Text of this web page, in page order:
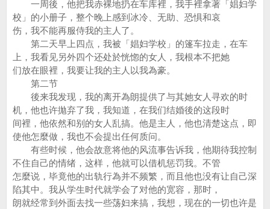
一周後，他把我赤裸地扔在车库裡，我手裡拿著「娼妇学
校」的小册子，整个晚上感到冰冷、无助、恐惧和哀
伤，我不能再服侍我的主人了。
第二天早上四点，我被「娼妇学校」的篷车拉走，在车
上，我看见另外四个还处於恍惚的女人，我根本不把她
们放在眼裡，我要让我的主人以我為豪。
第二节
後来我发现，我的离开為朗提供了与其她女人寻欢的时
机，他也许拋弃了我，我知道，在我们结婚後的这段时
间裡，他依然和别的女人乱搞。他是主人，他也清楚这点，即
使他怎麼做，我也不会提出任何质问。
有些时候，他会故意将他的风流事告诉我，他期待我控制
不住自己的情绪，这样，他就可以借机惩罚我。不管
怎麼说，毕竟他的出轨行為并不频繁，而且他也没有让自己深
陷其中。我从学生时代就学会了对他的宽容，那时，
朗就经常到外面去找一些荡妇来搞，我想，现在的一切也许是